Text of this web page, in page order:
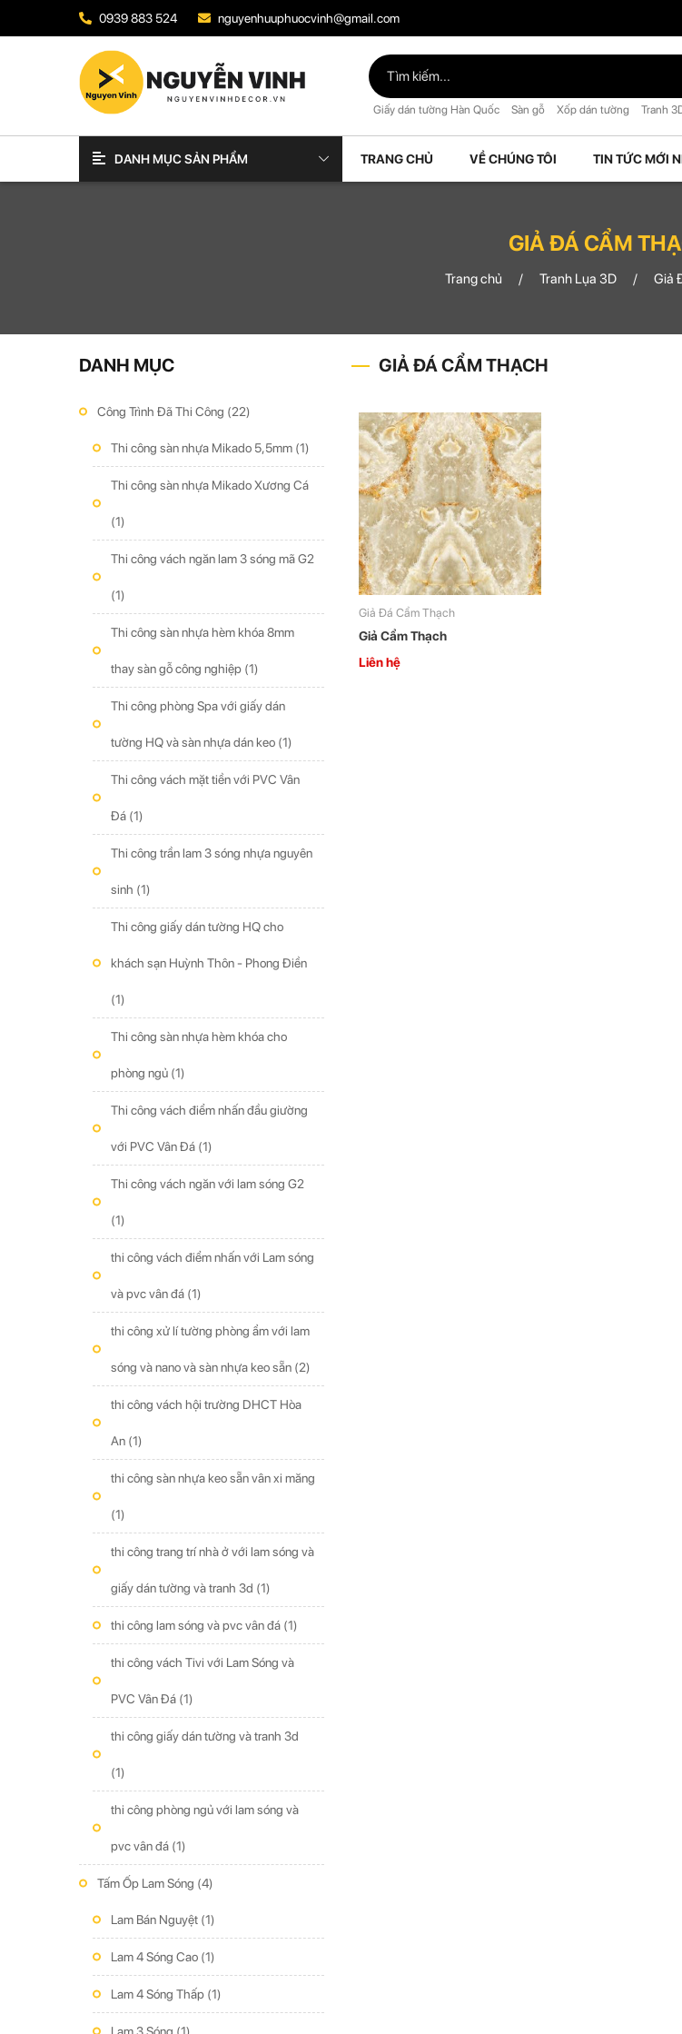
0939 883 524 nguyenhuuphuocvinh@gmail.com
Giấy dán tường Hàn Quốc Sàn gỗ Xốp dán tường Tranh
DANH MỤC SẢN PHẨM TRANG CHỦ VỀ CHÚNG TÔI TIN TỨC MỚI
GIẢ ĐÁ CẨM
Trang chủ Tranh Lụa 3D Giả
DANH MỤC
Công Trình Đã Thi Công (22)
Thi công sàn nhựa Mikado 5,5mm (1)
Thi công sàn nhựa Mikado Xương Cá
(1)
Thi công vách ngăn lam 3 sóng mã G2
(1)
Thi công sàn nhựa hèm khóa 8mm
thay sàn gỗ công nghiệp (1)
Thi công phòng Spa với giấy dán
tường HQ và sàn nhựa dán keo (1)
Thi công vách mặt tiền với PVC Vân
Đá (1)
Thi công trần lam 3 sóng nhựa nguyên
sinh (1)
Thi công giấy dán tường HQ cho
khách sạn Huỳnh Thôn - Phong Điền
(1)
Thi công sàn nhựa hèm khóa cho
phòng ngủ (1)
Thi công vách điểm nhấn đầu giường
với PVC Vân Đá (1)
Thi công vách ngăn với lam sóng G2
(1)
thi công vách điểm nhấn với Lam sóng
và pvc vân đá (1)
thi công xử lí tường phòng ẩm với lam
sóng và nano và sàn nhựa keo sẵn (2)
thi công vách hội trường DHCT Hòa
An (1)
thi công sàn nhựa keo sẵn vân xi măng
(1)
thi công trang trí nhà ở với lam sóng và
giấy dán tường và tranh 3d (1)
thi công lam sóng và pvc vân đá (1)
thi công vách Tivi với Lam Sóng và
PVC Vân Đá (1)
thi công giấy dán tường và tranh 3d
(1)
thi công phòng ngủ với lam sóng và
pvc vân đá (1)
Tấm Ốp Lam Sóng (4)
Lam Bán Nguyệt (1)
Lam 4 Sóng Cao (1)
Lam 4 Sóng Thấp (1)
GIẢ ĐÁ CẨM THẠCH
Giả Đá Cẩm Thạch
Giả Cẩm Thạch
Liên hệ